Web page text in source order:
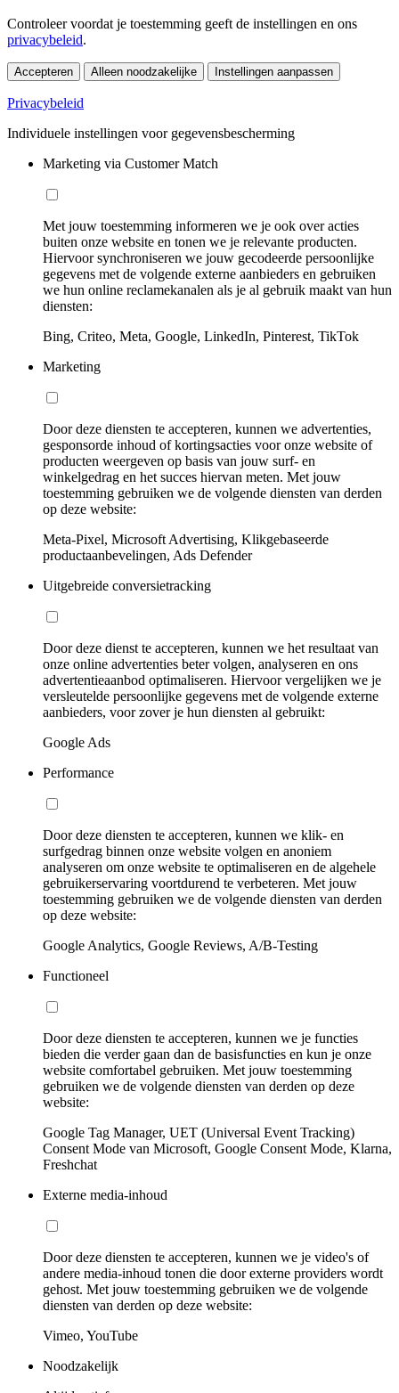
Controleer voordat je toestemming geeft de instellingen en ons
privacybeleid.
Accepteren Alleen noodzakelijke Instellingen aanpassen
Privacybeleid
Individuele instellingen voor gegevensbescherming
Marketing via Customer Match
Met jouw toestemming informeren we je ook over acties
buiten onze website en tonen we je relevante producten.
Hiervoor synchroniseren we jouw gecodeerde persoonlijke
gegevens met de volgende externe aanbieders en gebruiken
we hun online reclamekanalen als je al gebruik maakt van hun
diensten:
Bing, Criteo, Meta, Google, LinkedIn, Pinterest, TikTok
Marketing
Door deze diensten te accepteren, kunnen we advertenties,
gesponsorde inhoud of kortingsacties voor onze website of
producten weergeven op basis van jouw surf- en
winkelgedrag en het succes hiervan meten. Met jouw
toestemming gebruiken we de volgende diensten van derden
op deze website:
Meta-Pixel, Microsoft Advertising, Klikgebaseerde
productaanbevelingen, Ads Defender
Uitgebreide conversietracking
Door deze dienst te accepteren, kunnen we het resultaat van
onze online advertenties beter volgen, analyseren en ons
advertentieaanbod optimaliseren. Hiervoor vergelijken we je
versleutelde persoonlijke gegevens met de volgende externe
aanbieders, voor zover je hun diensten al gebruikt:
Google Ads
Performance
Door deze diensten te accepteren, kunnen we klik- en
surfgedrag binnen onze website volgen en anoniem
analyseren om onze website te optimaliseren en de algehele
gebruikerservaring voortdurend te verbeteren. Met jouw
toestemming gebruiken we de volgende diensten van derden
op deze website:
Google Analytics, Google Reviews, A/B-Testing
Functioneel
Door deze diensten te accepteren, kunnen we je functies
bieden die verder gaan dan de basisfuncties en kun je onze
website comfortabel gebruiken. Met jouw toestemming
gebruiken we de volgende diensten van derden op deze
website:
Google Tag Manager, UET (Universal Event Tracking)
Consent Mode van Microsoft, Google Consent Mode, Klarna,
Freshchat
Externe media-inhoud
Door deze diensten te accepteren, kunnen we je video's of
andere media-inhoud tonen die door externe providers wordt
gehost. Met jouw toestemming gebruiken we de volgende
diensten van derden op deze website:
Vimeo, YouTube
Noodzakelijk